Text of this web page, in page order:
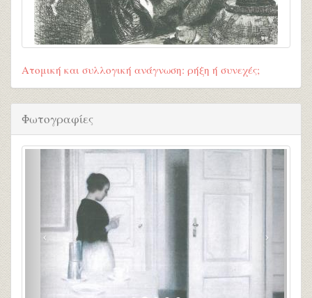
Ατομική και συλλογική ανάγνωση: ρήξη ή συνεχές;
Φωτογραφίες